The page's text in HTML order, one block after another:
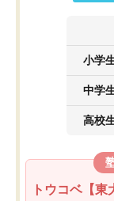
小学
中学
高校
トウコベ【